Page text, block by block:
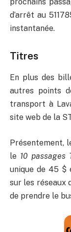
d’arrêt au
instantanée.
Titres
En plus des
autres points
transport à
site web de la
Présentement,
le 10 passages
unique de 45 $
sur les réseaux
de prendre le